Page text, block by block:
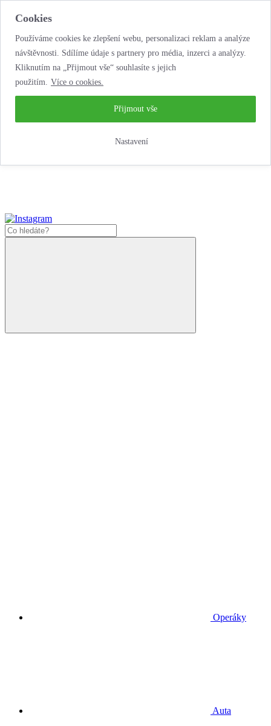
Cookies
Používáme cookies ke zlepšení webu, personalizaci reklam a analýze
návštěvnosti. Sdílíme údaje s partnery pro média, inzerci a analýzy.
Kliknutím na „Přijmout vše“ souhlasíte s jejich
použitím. Více o cookies.
Nastavení
Přijmout vše
...neobyčejná jízda životem!
Operáky
Auta